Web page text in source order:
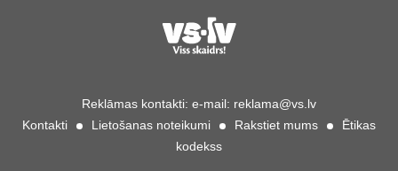
Reklāmas kontakti: e-mail: reklama@vs.lv
Kontakti
Lietošanas noteikumi Rakstiet mums
Ētikas
kodekss